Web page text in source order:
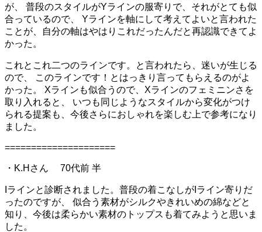
が、 普段のスタイルがYラインの服寄りで、それがとても似
合っているので、 Yラインを軸にして考えてよいと言われた
ことが、自分の軸はやはりこれだったんだと再認識できてよ
かった。
これとこれ二つのラインです。と言われたら、迷いが生じる
ので、 このラインです！とはっきり言ってもらえるのがよ
かった。 Xラインも似合うので、Xラインのフェミニンさを
取り入れると、 いつも同じようなスタイルから変化がつけ
られる提案も、今後さらにおしゃれを楽しむ上で参考になり
ました。
=====================
・K.Hさん 70代前 半
Iラインと診断されました。普段の着こなしがIライン寄りだ
ったのですが、 似合う素材がシルクやきれいめの綿などと
知り、今後は柔らかい素材のトップスも着てみようと思いま
した。